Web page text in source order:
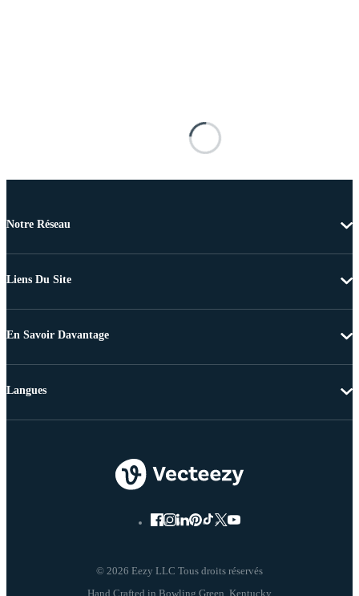
Notre Réseau
Liens Du Site
En Savoir Davantage
© 2026 Eezy LLC Tous droits réservés
Langues